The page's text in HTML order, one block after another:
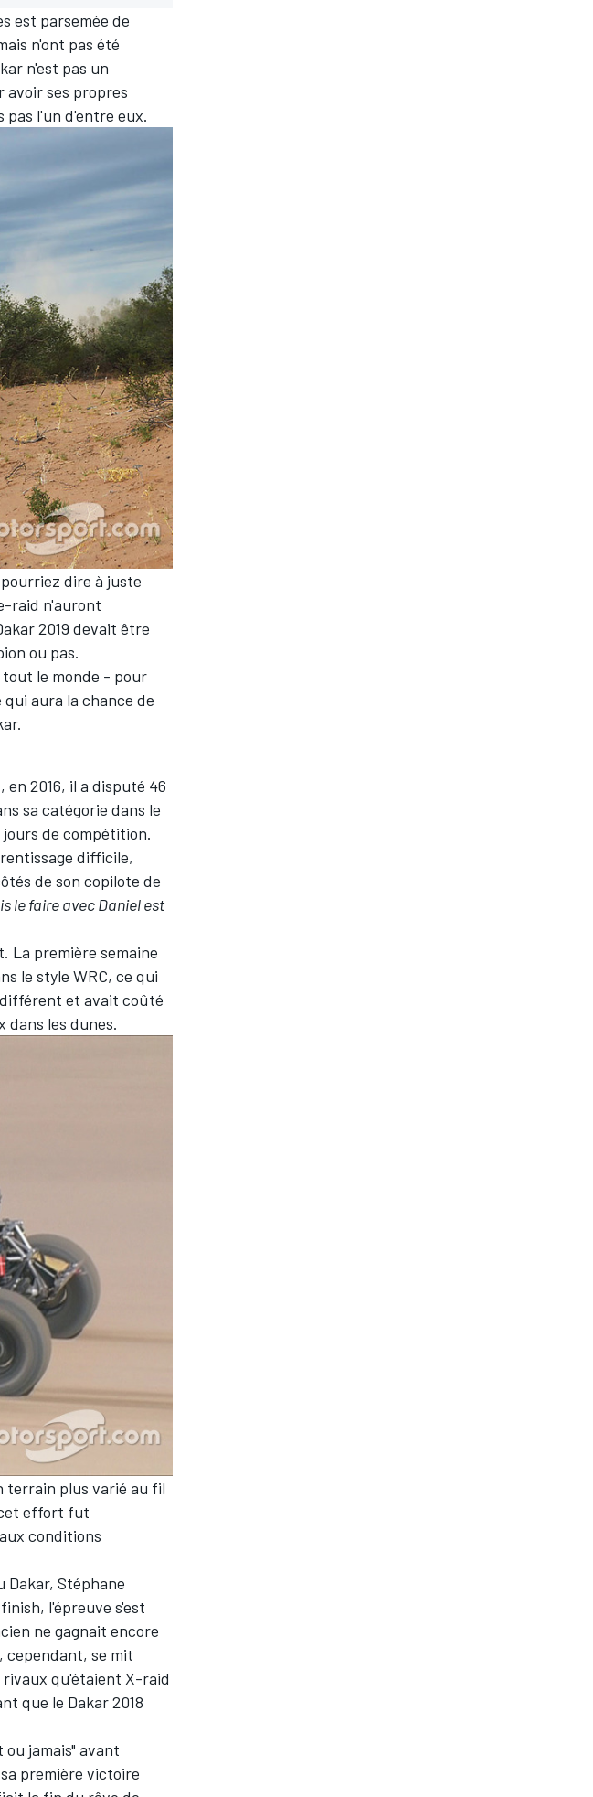
est parsemée de
n'ont pas été
n'est pas un
avoir ses propres
pas l'un d'entre eux.
dire à juste
raid n'auront
2019 devait être
ou pas.
le monde - pour
aura la chance de
2016, il a disputé 46
sa catégorie dans le
de compétition.
difficile,
de son copilote de
le faire avec Daniel est
La première semaine
le style WRC, ce qui
différent et avait coûté
dans les dunes.
terrain plus varié au fil
effort fut
conditions
Dakar, Stéphane
l'épreuve s'est
ne gagnait encore
cependant, se mit
qu'étaient X-raid
que le Dakar 2018
jamais" avant
première victoire